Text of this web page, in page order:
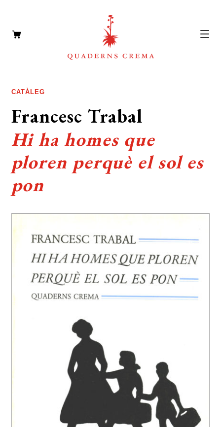
NOTÍCIES
L’EDITORIAL
el
FOREIGN RIGHTS
CERCAR
WISHLIST
CATÀLEG
Francesc Trabal
Hi ha homes que
ploren perquè el sol es
pon